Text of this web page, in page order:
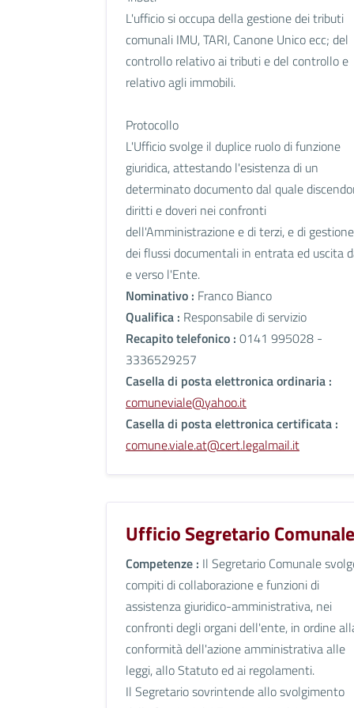
L'ufficio si occupa della gestione dei tributi
comunali IMU, TARI, Canone Unico ecc; del
controllo relativo ai tributi e del controllo e
relativo agli immobili.
Protocollo
L'Ufficio svolge il duplice ruolo di funzione
giuridica, attestando l'esistenza di un
determinato documento dal quale
diritti e doveri nei confronti
dell'Amministrazione e di terzi, e di gestione
dei flussi documentali in entrata ed uscita
e verso l'Ente.
Nominativo : Franco Bianco
Qualifica : Responsabile di servizio
Recapito telefonico : 0141 995028 -
3336529257
Casella di posta elettronica ordinaria :
comuneviale@yahoo.it
Casella di posta elettronica certificata :
comune.viale.at@cert.legalmail.it
Ufficio Segretario Comunale
Competenze : Il Segretario Comunale
compiti di collaborazione e funzioni di
assistenza giuridico-amministrativa, nei
confronti degli organi dell'ente, in ordine
conformità dell'azione amministrativa alle
leggi, allo Statuto ed ai regolamenti.
Il Segretario sovrintende allo svolgimento